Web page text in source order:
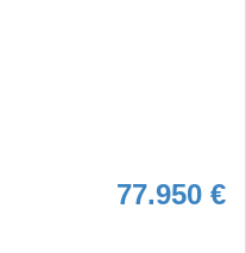
77.950 €